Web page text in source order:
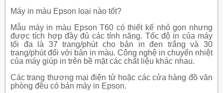
Máy in màu Epson loại nào tốt?
Mẫu máy in màu Epson T60 có thiết kế nhỏ gọn nhưng
được tích hợp đầy đủ các tính năng. Tốc độ in của máy
tối đa là 37 trang/phút cho bản in đen trắng và 30
trang/phút đối với bản in màu. Công nghệ in chuyển nhiệt
của máy giúp in trên bề mặt các chất liệu khác nhau.
Các trang thương mại điện tử hoặc các cửa hàng đồ văn
phòng đều có bán máy in Epson.